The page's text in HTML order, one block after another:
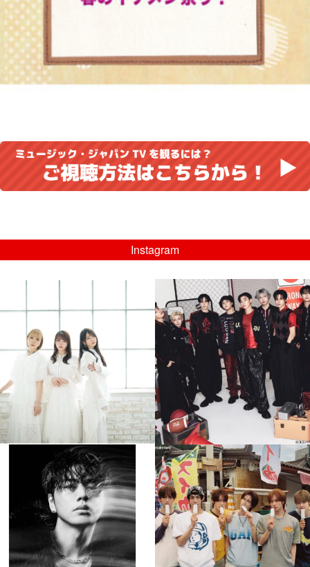
Instagram
...
8月 4
4 0
musicjapantv
💡08/05(水)23:00特番放送！
...
8月 4
4 0
musicjapantv
💡8月特番放送決定！
...
8月 4
84 0
musicjapantv
💡8月特番放送決定！
...
8月 4
5 0